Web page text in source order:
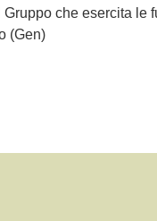
Gruppo che esercita
(Gen)